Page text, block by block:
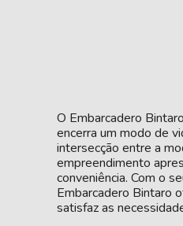
O Embarcadero
encerra um modo de
intersecção entre a
empreendimento
conveniência. Com o
Embarcadero Bintaro
satisfaz as